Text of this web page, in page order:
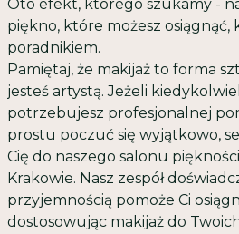
Oto efekt, którego szukamy -
piękno, które możesz osiągnąć,
poradnikiem.
Pamiętaj, że makijaż to forma
jesteś artystą. Jeżeli
potrzebujesz profesjonalnej
prostu poczuć się wyjątkowo,
Cię do naszego salonu
Krakowie. Nasz zespół
przyjemnością pomoże Ci
dostosowując makijaż do